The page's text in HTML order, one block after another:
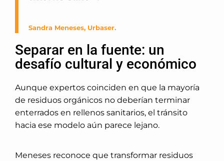
Sandra Meneses, Urbaser.
Separar en la fuente: un
desafío cultural y económico
Aunque expertos coinciden en que la mayoría
de residuos orgánicos no deberían terminar
enterrados en rellenos sanitarios, el tránsito
hacia ese modelo aún parece lejano.
Meneses reconoce que transformar residuos